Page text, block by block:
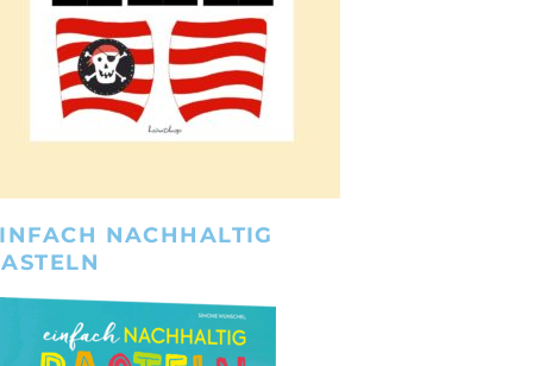
NACHHALTIG